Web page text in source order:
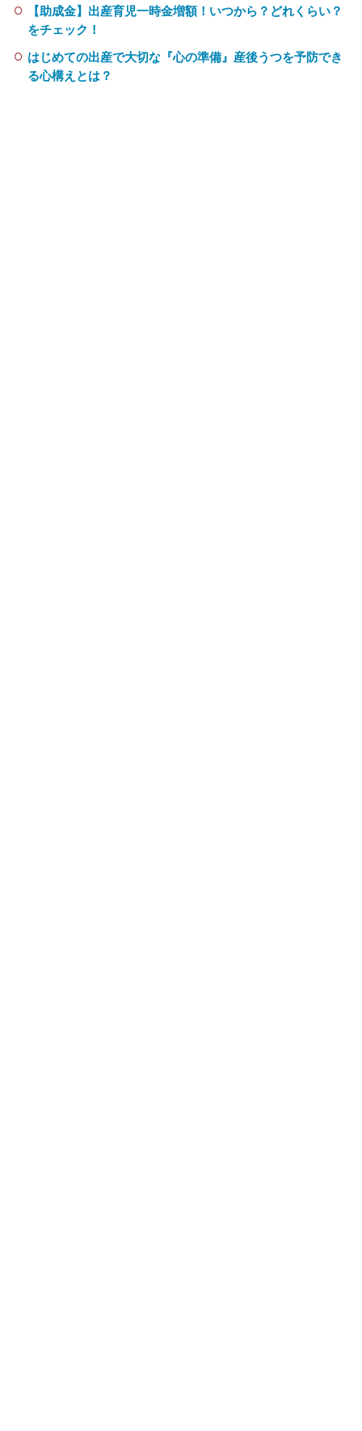
【助成金】出産育児一時金増額！いつから？どれくらい？
をチェック！
はじめての出産で大切な『心の準備』産後うつを予防でき
る心構えとは？